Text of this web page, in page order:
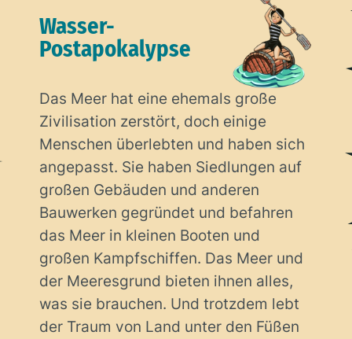
Wasser-
Postapokalypse
Das Meer hat eine ehemals große
Zivilisation zerstört, doch einige
Menschen überlebten und haben sich
angepasst. Sie haben Siedlungen auf
großen Gebäuden und anderen
Bauwerken gegründet und befahren
das Meer in kleinen Booten und
großen Kampfschiffen. Das Meer und
der Meeresgrund bieten ihnen alles,
was sie brauchen. Und trotzdem lebt
der Traum von Land unter den Füßen